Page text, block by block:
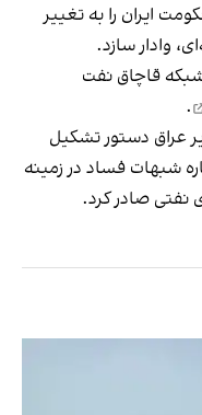
ایران را به تغییر
وادار سازد.
شبکه قاچاق نفت
.
عراق دستورتشکیل
شبهات فساد در زمینه
نفتی صادر کرد.